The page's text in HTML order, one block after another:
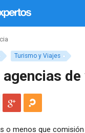
Turismo y Viajes
de
o menos que